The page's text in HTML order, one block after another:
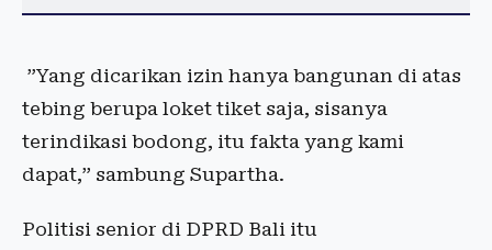
”Yang dicarikan izin hanya bangunan di atas
tebing berupa loket tiket saja, sisanya
terindikasi bodong, itu fakta yang kami
dapat,” sambung Supartha.
Politisi senior di DPRD Bali itu